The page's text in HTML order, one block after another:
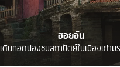
ฮอยอัน
เดินทอดน่องชมสถาปัตย์ในเมืองเก่าม